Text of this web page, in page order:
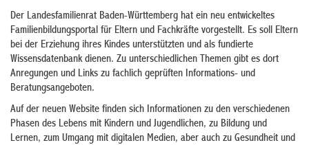
Der Landesfamilienrat Baden-Württemberg hat ein neu entwickeltes
Familienbildungsportal für Eltern und Fachkräfte vorgestellt. Es soll Eltern
bei der Erziehung ihres Kindes unterstützten und als fundierte
Wissensdatenbank dienen. Zu unterschiedlichen Themen gibt es dort
Anregungen und Links zu fachlich geprüften Informations- und
Beratungsangeboten.
Auf der neuen Website finden sich Informationen zu den verschiedenen
Phasen des Lebens mit Kindern und Jugendlichen, zu Bildung und
Lernen, zum Umgang mit digitalen Medien, aber auch zu Gesundheit und